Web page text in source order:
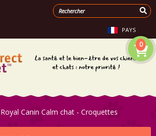
PAYS
0
Royal Canin Calm chat - Croquettes